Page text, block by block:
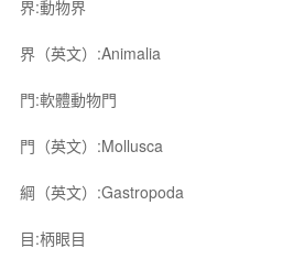
界:動物界
界（英文）:Animalia
門:軟體動物門
門（英文）:Mollusca
綱（英文）:Gastropoda
目:柄眼目